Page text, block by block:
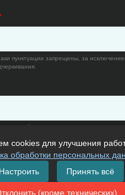
cookies для улучшения
обработки персональных
Настроить
Принять всё
(кроме технических)
пунктуации запрещены, за
почты. Все почтовые сообщения
желанию: для восстановления
по электронной почте.